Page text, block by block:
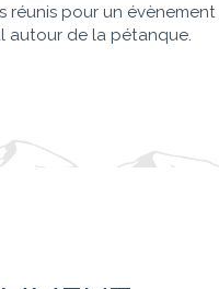
réunis pour un évènement
autour de la pétanque.